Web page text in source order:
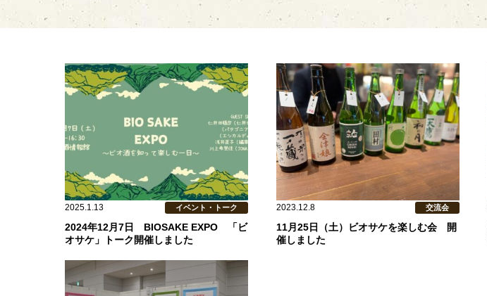
2025.1.13 イベント・トーク
2024年12月7日 BIOSAKE EXPO 「ビ
オサケ」トーク開催しました
2023.12.8 交流会
11月25日（土）ビオサケを楽しむ会 開
催しました